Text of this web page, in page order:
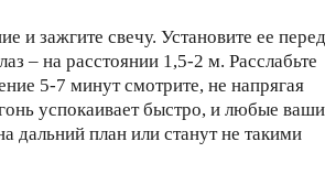
и зажгите свечу. Установите ее перед
– на расстоянии 1,5-2 м. Расслабьте
5-7 минут смотрите, не напрягая
успокаивает быстро, и любые ваши
дальний план или станут не такими